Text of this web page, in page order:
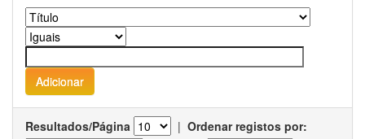
Resultados/Página | Ordenar registos por: